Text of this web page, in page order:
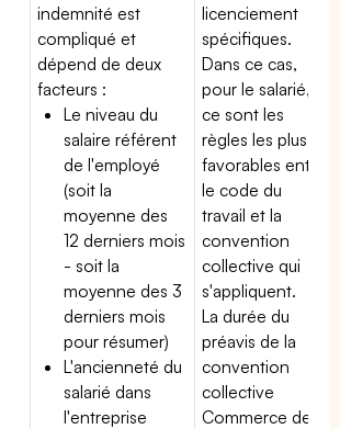
indemnité est
compliqué et
dépend de deux
facteurs :
Le niveau du
salaire référent
de l'employé
(soit la
moyenne des
12 derniers mois
- soit la
moyenne des 3
derniers mois
pour résumer)
L'ancienneté du
salarié dans
l'entreprise
licenciement
spécifiques.
Dans ce cas,
pour le salarié,
ce sont les
règles les plus
favorables entre
le code du
travail et la
convention
collective qui
s'appliquent.
La durée du
préavis de la
convention
collective
Commerce de